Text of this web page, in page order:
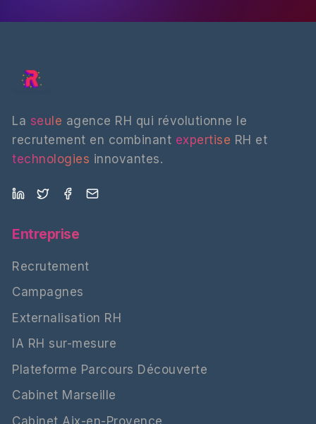
La seule agence RH qui révolutionne le
recrutement en combinant expertise RH et
technologies innovantes.
Entreprise
Recrutement
Campagnes
Externalisation RH
IA RH sur-mesure
Plateforme Parcours Découverte
Cabinet Marseille
Cabinet Aix-en-Provence